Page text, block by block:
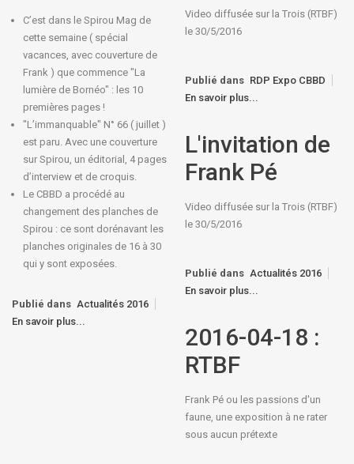
C’est dans le Spirou Mag de
cette semaine ( spécial
vacances, avec couverture de
Frank ) que commence "La
lumière de Bornéo" : les 10
premières pages !
"L’immanquable" N° 66 ( juillet )
est paru. Avec une couverture
sur Spirou, un éditorial, 4 pages
d’interview et de croquis.
Le CBBD a procédé au
changement des planches de
Spirou : ce sont dorénavant les
planches originales de 16 à 30
qui y sont exposées.
Publié dans Actualités 2016
En savoir plus...
Video diffusée sur la Trois (RTBF)
le 30/5/2016
Publié dans RDP Expo CBBD
En savoir plus...
L'invitation de
Frank Pé
Video diffusée sur la Trois (RTBF)
le 30/5/2016
Publié dans Actualités 2016
En savoir plus...
2016-04-18 :
RTBF
Frank Pé ou les passions d'un
faune, une exposition à ne rater
sous aucun prétexte